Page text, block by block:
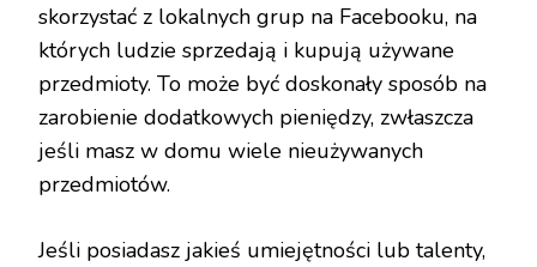
skorzystać z lokalnych grup na Facebooku, na
których ludzie sprzedają i kupują używane
przedmioty. To może być doskonały sposób na
zarobienie dodatkowych pieniędzy, zwłaszcza
jeśli masz w domu wiele nieużywanych
przedmiotów.
Jeśli posiadasz jakieś umiejętności lub talenty,